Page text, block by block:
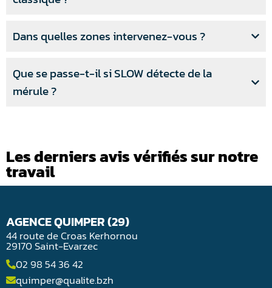
Dans quelles zones intervenez-vous ?
Que se passe-t-il si SLOW détecte de la
mérule ?
Les derniers avis vérifiés sur notre
travail
AGENCE QUIMPER (29)
44 route de Croas Kerhornou
29170 Saint-Evarzec
02 98 54 36 42
quimper@qualite.bzh